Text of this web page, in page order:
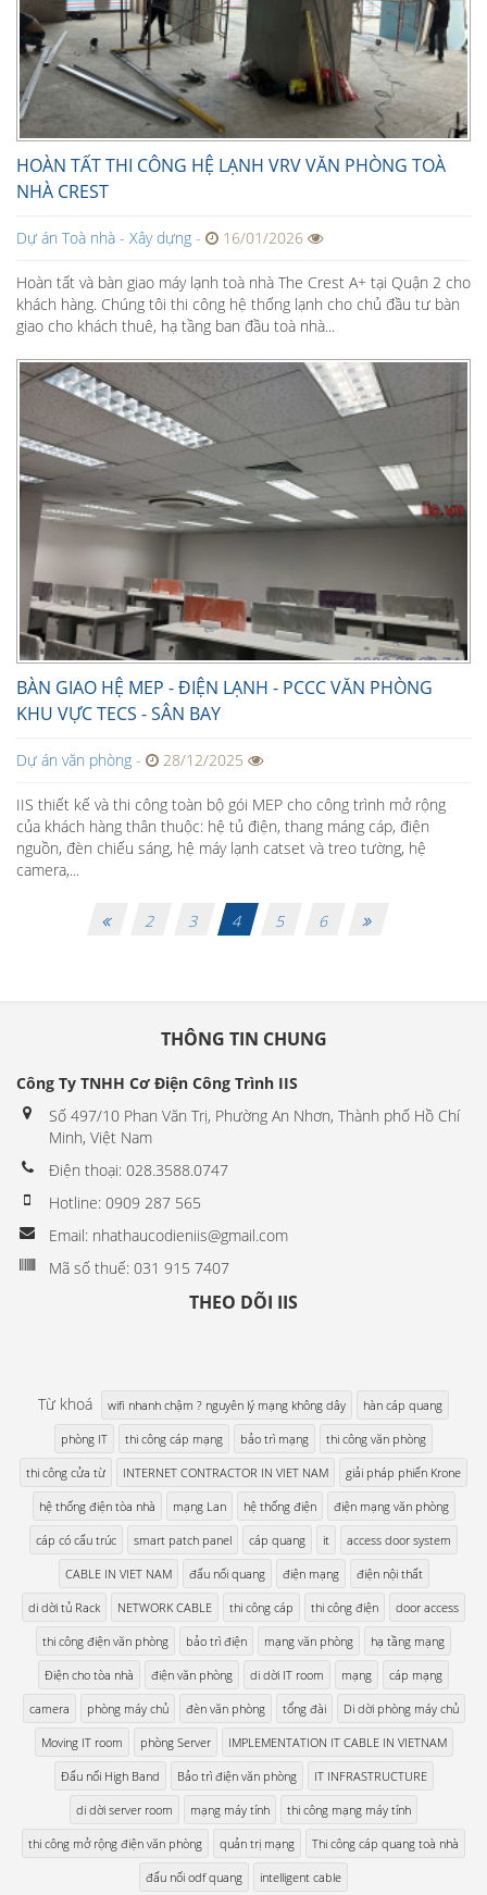
HOÀN TẤT THI CÔNG HỆ LẠNH VRV VĂN PHÒNG TOÀ
NHÀ CREST
Dự án Toà nhà - Xây dựng - 16/01/2026
Hoàn tất và bàn giao máy lạnh toà nhà The Crest A+ tại Quận 2 cho
khách hàng. Chúng tôi thi công hệ thống lạnh cho chủ đầu tư bàn
giao cho khách thuê, hạ tầng ban đầu toà nhà...
BÀN GIAO HỆ MEP - ĐIỆN LẠNH - PCCC VĂN PHÒNG
KHU VỰC TECS - SÂN BAY
Dự án văn phòng - 28/12/2025
IIS thiết kế và thi công toàn bộ gói MEP cho công trình mở rộng
của khách hàng thân thuộc: hệ tủ điện, thang máng cáp, điện
nguồn, đèn chiếu sáng, hệ máy lạnh catset và treo tường, hệ
camera,...
2 3 4 5 6
THÔNG TIN CHUNG
Công Ty TNHH Cơ Điện Công Trình IIS
Số 497/10 Phan Văn Trị, Phường An Nhơn, Thành phố Hồ Chí
Minh, Việt Nam
Điện thoại: 028.3588.0747
Hotline: 0909 287 565
Email: nhathaucodieniis@gmail.com
Mã số thuế: 031 915 7407
THEO DÕI IIS
Từ khoá wifi nhanh chậm ? nguyên lý mạng không dây hàn cáp quang
phòng IT thi công cáp mạng bảo trì mạng thi công văn phòng
thi công cửa từ INTERNET CONTRACTOR IN VIET NAM giải pháp phiến Krone
hệ thống điện tòa nhà mạng Lan hệ thống điện điện mạng văn phòng
cáp có cấu trúc smart patch panel cáp quang it access door system
CABLE IN VIET NAM đấu nối quang điện mạng điện nội thất
di dời tủ Rack NETWORK CABLE thi công cáp thi công điện door access
thi công điện văn phòng bảo trì điện mạng văn phòng hạ tầng mạng
Điện cho tòa nhà điện văn phòng di dời IT room mạng cáp mạng
camera phòng máy chủ đèn văn phòng tổng đài Di dời phòng máy chủ
Moving IT room phòng Server IMPLEMENTATION IT CABLE IN VIETNAM
Đấu nối High Band Bảo trì điện văn phòng IT INFRASTRUCTURE
di dời server room mạng máy tính thi công mạng máy tính
thi công mở rộng điện văn phòng quản trị mạng Thi công cáp quang toà nhà
đấu nối odf quang intelligent cable